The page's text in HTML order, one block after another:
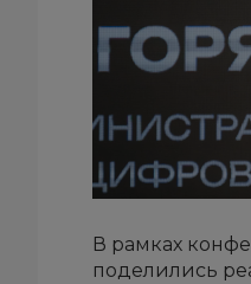
В рамках
поделились